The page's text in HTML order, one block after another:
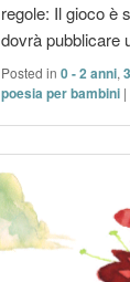
regole: Il gioco è
dovrà pubblicare
Posted in 0 - 2 anni,
poesia per bambini |